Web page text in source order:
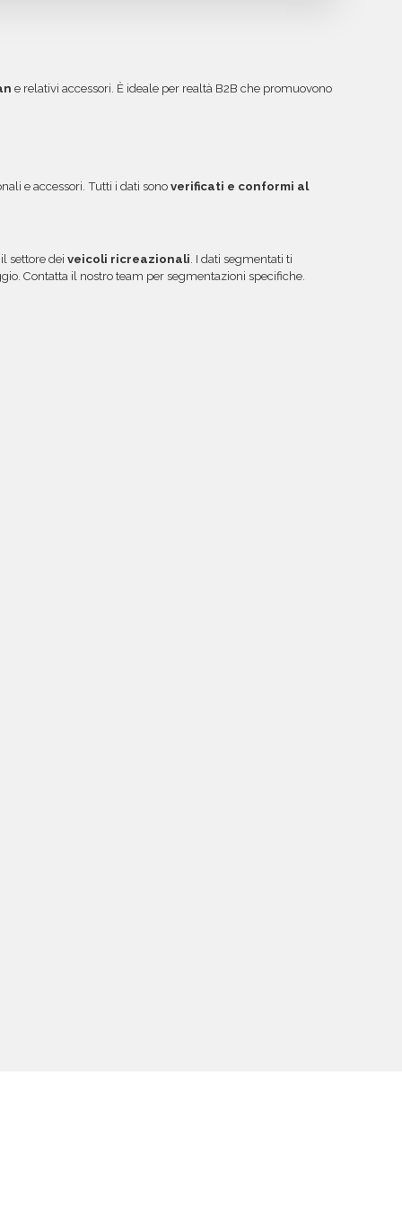
e relativi accessori. È ideale per realtà B2B che promuovono
e accessori. Tutti i dati sono verificati e conformi al
settore dei veicoli ricreazionali. I dati segmentati ti
Contatta il nostro team per segmentazioni specifiche.